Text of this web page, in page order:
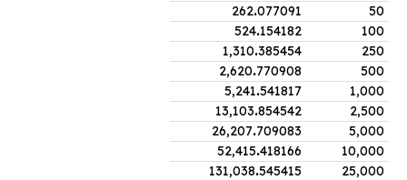
50
262.077091
100
524.154182
250
1,310.385454
500
2,620.770908
1,000
5,241.541817
2,500
13,103.854542
5,000
26,207.709083
10,000
52,415.418166
25,000
131,038.545415